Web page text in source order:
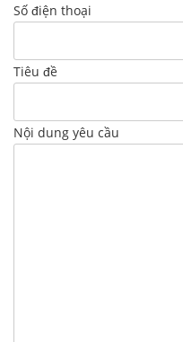
Số điện thoại
Tiêu đề
Nội dung yêu cầu